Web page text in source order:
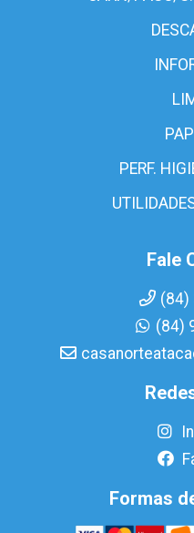
PERF.
Fale
(84)
(84)
Formas